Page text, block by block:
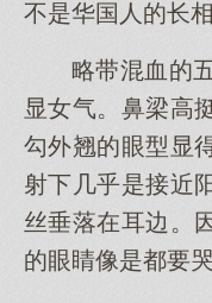
不是华国人的长相
略带混血的
显女气。鼻梁高
勾外翘的眼型显
射下几乎是接近
丝垂落在耳边。
的眼睛像是都要